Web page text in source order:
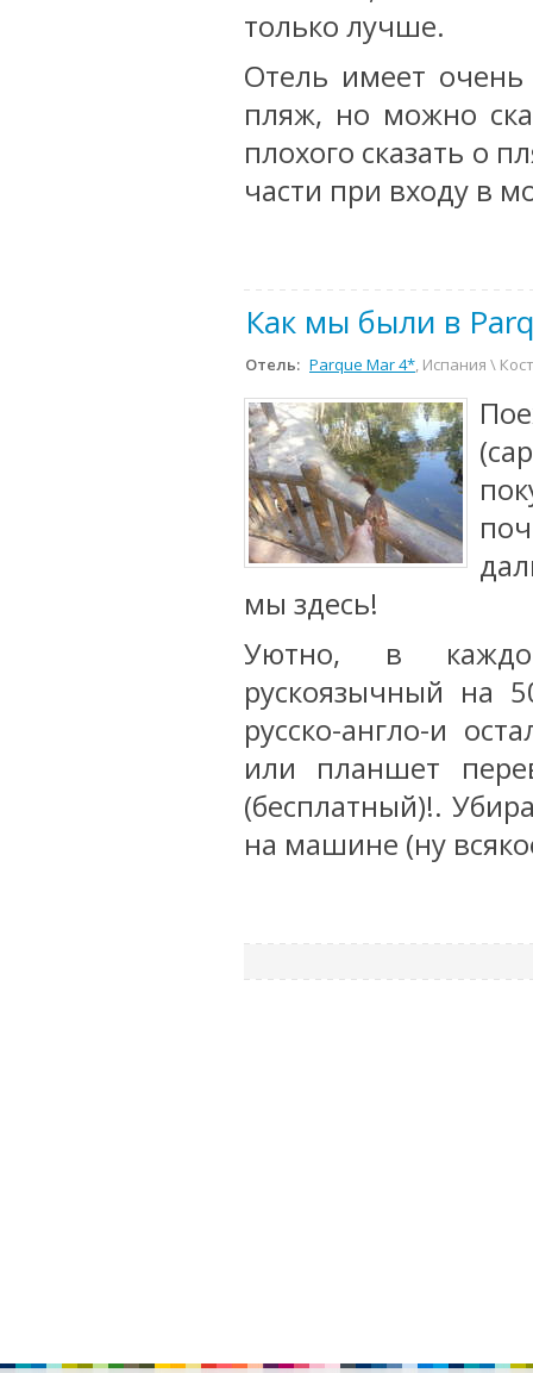
только лучше.
Отель имеет
пляж, но можно
плохого сказать о
части при входу в
Как мы были в
Отель: Parque Mar 4*, Испания \
мы здесь!
Уютно, в
рускоязычный на
русско-англо-и
или планшет
(бесплатный)!.
на машине (ну